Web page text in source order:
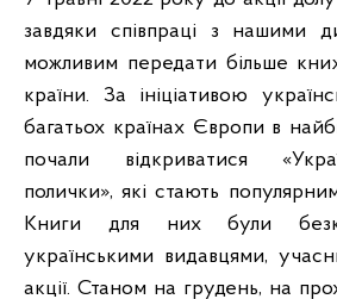
завдяки співпраці з нашими
можливим передати більше
країни. За ініціативою
багатьох країнах Європи в
почали відкриватися
полички», які стають
Книги для них були
українськими видавцями,
акції. Станом на грудень, на